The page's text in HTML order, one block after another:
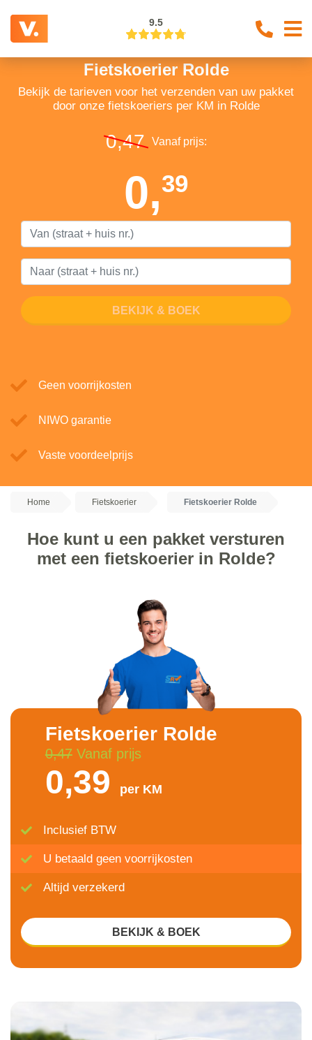
9.5
Fietskoerier Rolde
Bekijk de tarieven voor het verzenden van uw pakket
door onze fietskoeriers per KM in Rolde
0,47 Vanaf prijs:
0,39
BEKIJK & BOEK
Geen voorrijkosten
NIWO garantie
Vaste voordeelprijs
Home Fietskoerier Fietskoerier Rolde
Hoe kunt u een pakket versturen
met een fietskoerier in Rolde?
Fietskoerier Rolde
0,47Vanaf prijs
0,39 per KM
Inclusief BTW
U betaald geen voorrijkosten
Altijd verzekerd
BEKIJK & BOEK